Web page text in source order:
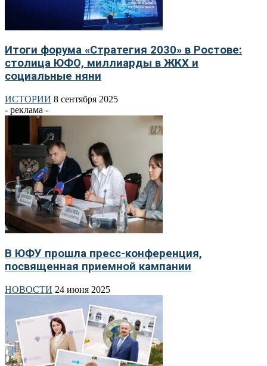
Итоги форума «Стратегия 2030» в Ростове:
столица ЮФО, миллиарды в ЖКХ и
социальные няни
ИСТОРИИ 8 сентября 2025
- реклама -
В ЮФУ прошла пресс-конференция,
посвященная приемной кампании
НОВОСТИ 24 июня 2025